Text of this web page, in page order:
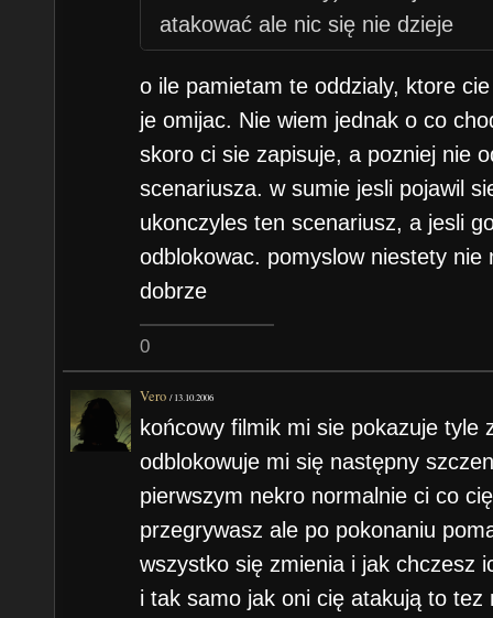
atakować ale nic się nie dzieje
gram na poziomie najtrudniejszym
dochodzę do wniosku ze moze
fioletowego bo może on
? ale to bez sensu fioletowy ma
miał ktoś podobny problem ?
pozdrawiam
o ile pamietam te oddzialy, ktore
je omijac. Nie wiem jednak o co
skoro ci sie zapisuje, a pozniej nie
scenariusza. w sumie jesli pojawil
ukonczyles ten scenariusz, a jesli
odblokowac. pomyslow niestety
dobrze
0
Vero /13.10.2006
końcowy filmik mi sie pokazuje tyle
odblokowuje mi się następny
pierwszym nekro normalnie ci co
przegrywasz ale po pokonaniu
wszystko się zmienia i jak chczesz
i tak samo jak oni cię atakują to tez